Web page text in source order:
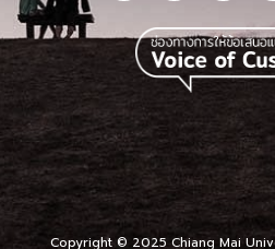
Copyright © 2025 Chiang Mai